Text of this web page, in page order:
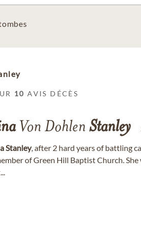
10 AVIS DÉCÈS
Von Dohlen Stanley
Stanley, after 2 hard years of battling
of Green Hill Baptist Church.